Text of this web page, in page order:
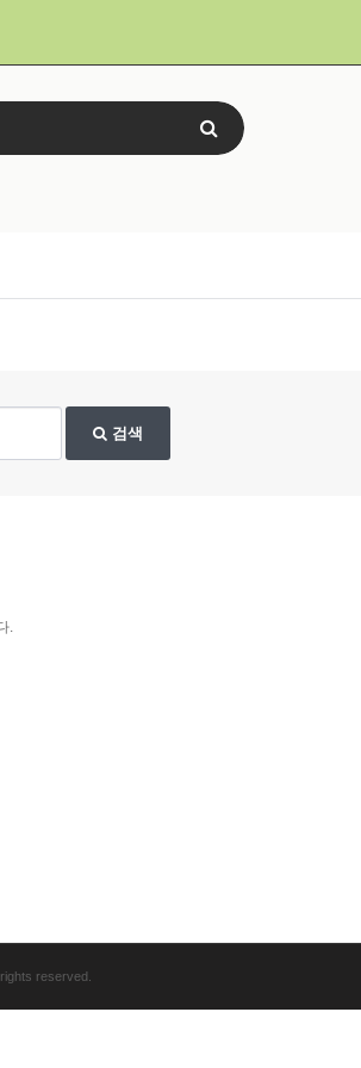
검색
.
reserved.